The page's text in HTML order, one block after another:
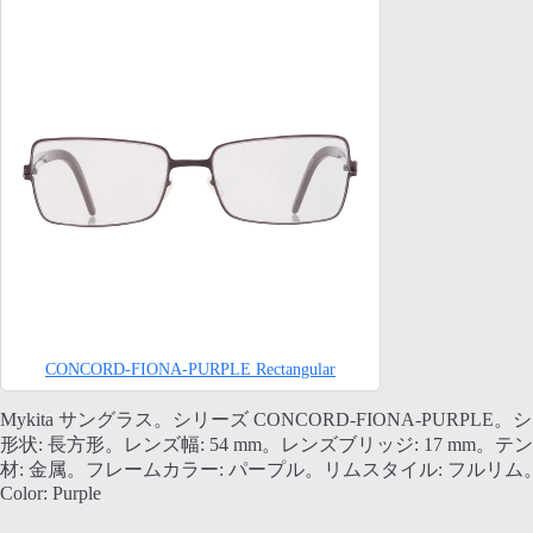
CONCORD-FIONA-PURPLE Rectangular
Mykita サングラス。シリーズ CONCORD-FIONA-PURPLE。
形状: 長方形。レンズ幅: 54 mm。レンズブリッジ: 17 mm。テ
材: 金属。フレームカラー: パープル。リムスタイル: フルリム
Color: Purple